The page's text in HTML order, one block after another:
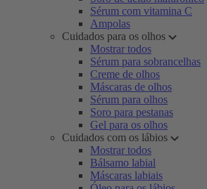
Sérum com vitamina C
Ampolas
Cuidados para os olhos
Mostrar todos
Sérum para sobrancelhas
Creme de olhos
Máscaras de olhos
Sérum para olhos
Soro para pestanas
Gel para os olhos
Cuidados com os lábios
Mostrar todos
Bálsamo labial
Máscaras labiais